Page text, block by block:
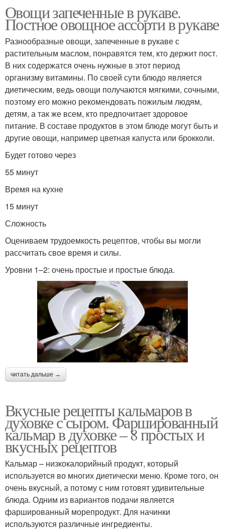
Овощи запеченные в рукаве.
Постное овощное ассорти в рукаве
Разнообразные овощи, запеченные в рукаве с
растительным маслом, понравятся тем, кто держит пост.
В них содержатся очень нужные в этот период
организму витамины. По своей сути блюдо является
диетическим, ведь овощи получаются мягкими, сочными,
поэтому его можно рекомендовать пожилым людям,
детям, а так же всем, кто предпочитает здоровое
питание. В составе продуктов в этом блюде могут быть и
другие овощи, например цветная капуста или брокколи.
Будет готово через
55 минут
Время на кухне
15 минут
Сложность
Оцениваем трудоемкость рецептов, чтобы вы могли
рассчитать свое время и силы.
Уровни 1–2: очень простые и простые блюда.
читать дальше →
Вкусные рецепты кальмаров в
духовке с сыром. Фаршированный
кальмар в духовке – 8 простых и
вкусных рецептов
Кальмар – низкокалорийный продукт, который
используется во многих диетически меню. Кроме того, он
очень вкусный, а потому с ним готовят удивительные
блюда. Одним из вариантов подачи является
фаршированный морепродукт. Для начинки
используются различные ингредиенты.